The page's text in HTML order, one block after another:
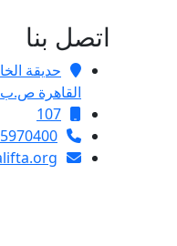
اتصل بنا
حديقة
القاهرة ص.ب 11675
107